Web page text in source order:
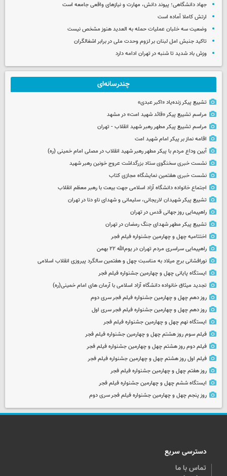
جهاد دانشگاهی؛ پیوند دانش، مهارت و نیازهای واقعی جامعه است
ارتش کاملا آماده است
وضعیت سه خلبان عملیات حمله به العدید هنوز مشخص نیست
تاکید جنبش امل لبنان بر لزوم وحدت ملی در برابر اشغالگران
وزش باد شدید تا شنبه در تهران ادامه دارد
چندرسانه‌ای
تشییع پیکر زنده‌یاد «اکبر عبدی»
مراسم تشییع پیکر «قائد شهید امت» در مشهد
مراسم تشییع پیکر مطهر رهبر شهید انقلاب - تهران
اقامه نماز بر پیکر امام شهید امت
آیین وداع مردم با پیکر مطهر رهبر شهید انقلاب در مصلی امام خمینی (ره)
نشست خبری سخنگوی ستاد بزرگداشت عروج خونین رهبر شهید
نشست خبری هفتمین نمایشگاه مجازی کتاب
اجتماع خانواده دانشگاه آزاد اسلامی جهت بیعت با رهبر معظم انقلاب
تشییع پیکر شهیدان لاریجانی، سلیمانی و شهدای ناو دنا در تهران
راهپیمایی روز جهانی قدس در تهران
تشییع پیکر مطهر شهدای جنگ رمضان در تهران
اختتامیه چهل و چهارمین جشنواره فیلم فجر
راهپیمایی سراسری مردم تهران در یوم‌الله ۲۲ بهمن
نورافشانی برج میلاد به مناسبت چهل‌ و هفتمین سالگرد پیروزی انقلاب اسلامی
ایستگاه پایانی چهل و چهارمین جشنواره فیلم فجر
تجدید میثاق خانواده دانشگاه آزاد اسلامی با آرمان های امام خمینی(ره)
روز دهم چهل و چهارمین جشنواره فیلم فجر سری دوم
روز دهم چهل و چهارمین جشنواره فیلم فجر سری اول
ایستگاه نهم چهل و چهارمین جشنواره فیلم فجر
فیلم سوم روز هشتم چهل و چهارمین جشنواره فیلم فجر
فیلم دوم روز هشتم چهل و چهارمین جشنواره فیلم فجر
فیلم اول روز هشتم چهل و چهارمین جشنواره فیلم فجر
روز هفتم چهل و چهارمین جشنواره فیلم فجر
ایستگاه ششم چهل و چهارمین جشنواره فیلم فجر
روز پنجم چهل و چهارمین جشنواره فیلم فجر سری دوم
دسترسی سریع
تماس با ما